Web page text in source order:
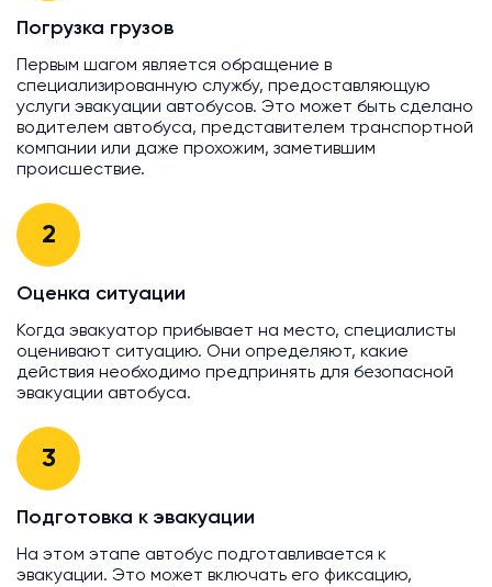
Погрузка грузов
Первым шагом является обращение в
специализированную службу, предоставляющую
услуги эвакуации автобусов. Это может быть сделано
водителем автобуса, представителем транспортной
компании или даже прохожим, заметившим
происшествие.
2
Оценка ситуации
Когда эвакуатор прибывает на место, специалисты
оценивают ситуацию. Они определяют, какие
действия необходимо предпринять для безопасной
эвакуации автобуса.
3
Подготовка к эвакуации
На этом этапе автобус подготавливается к
эвакуации. Это может включать его фиксацию,